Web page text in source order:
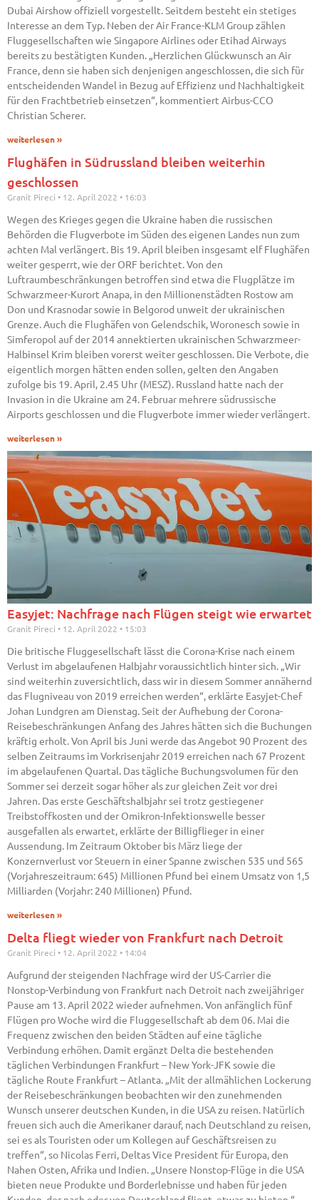
Dubai Airshow offiziell vorgestellt. Seitdem besteht ein stetiges
Interesse an dem Typ. Neben der Air France-KLM Group zählen
Fluggesellschaften wie Singapore Airlines oder Etihad Airways
bereits zu bestätigten Kunden. „Herzlichen Glückwunsch an Air
France, denn sie haben sich denjenigen angeschlossen, die sich für
entscheidenden Wandel in Bezug auf Effizienz und Nachhaltigkeit
für den Frachtbetrieb einsetzen“, kommentiert Airbus-CCO
Christian Scherer.
weiterlesen »
Flughäfen in Südrussland bleiben weiterhin
geschlossen
Granit Pireci 12. April 2022 16:03
Wegen des Krieges gegen die Ukraine haben die russischen
Behörden die Flugverbote im Süden des eigenen Landes nun zum
achten Mal verlängert. Bis 19. April bleiben insgesamt elf Flughäfen
weiter gesperrt, wie der ORF berichtet. Von den
Luftraumbeschränkungen betroffen sind etwa die Flugplätze im
Schwarzmeer-Kurort Anapa, in den Millionenstädten Rostow am
Don und Krasnodar sowie in Belgorod unweit der ukrainischen
Grenze. Auch die Flughäfen von Gelendschik, Woronesch sowie in
Simferopol auf der 2014 annektierten ukrainischen Schwarzmeer-
Halbinsel Krim bleiben vorerst weiter geschlossen. Die Verbote, die
eigentlich morgen hätten enden sollen, gelten den Angaben
zufolge bis 19. April, 2.45 Uhr (MESZ). Russland hatte nach der
Invasion in die Ukraine am 24. Februar mehrere südrussische
Airports geschlossen und die Flugverbote immer wieder verlängert.
weiterlesen »
Easyjet: Nachfrage nach Flügen steigt wie erwartet
Granit Pireci 12. April 2022 15:03
Die britische Fluggesellschaft lässt die Corona-Krise nach einem
Verlust im abgelaufenen Halbjahr voraussichtlich hinter sich. „Wir
sind weiterhin zuversichtlich, dass wir in diesem Sommer annähernd
das Flugniveau von 2019 erreichen werden“, erklärte Easyjet-Chef
Johan Lundgren am Dienstag. Seit der Aufhebung der Corona-
Reisebeschränkungen Anfang des Jahres hätten sich die Buchungen
kräftig erholt. Von April bis Juni werde das Angebot 90 Prozent des
selben Zeitraums im Vorkrisenjahr 2019 erreichen nach 67 Prozent
im abgelaufenen Quartal. Das tägliche Buchungsvolumen für den
Sommer sei derzeit sogar höher als zur gleichen Zeit vor drei
Jahren. Das erste Geschäftshalbjahr sei trotz gestiegener
Treibstoffkosten und der Omikron-Infektionswelle besser
ausgefallen als erwartet, erklärte der Billigflieger in einer
Aussendung. Im Zeitraum Oktober bis März liege der
Konzernverlust vor Steuern in einer Spanne zwischen 535 und 565
(Vorjahreszeitraum: 645) Millionen Pfund bei einem Umsatz von 1,5
Milliarden (Vorjahr: 240 Millionen) Pfund.
weiterlesen »
Delta fliegt wieder von Frankfurt nach Detroit
Granit Pireci 12. April 2022 14:04
Aufgrund der steigenden Nachfrage wird der US-Carrier die
Nonstop-Verbindung von Frankfurt nach Detroit nach zweijähriger
Pause am 13. April 2022 wieder aufnehmen. Von anfänglich fünf
Flügen pro Woche wird die Fluggesellschaft ab dem 06. Mai die
Frequenz zwischen den beiden Städten auf eine tägliche
Verbindung erhöhen. Damit ergänzt Delta die bestehenden
täglichen Verbindungen Frankfurt – New York-JFK sowie die
tägliche Route Frankfurt – Atlanta. „Mit der allmählichen Lockerung
der Reisebeschränkungen beobachten wir den zunehmenden
Wunsch unserer deutschen Kunden, in die USA zu reisen. Natürlich
freuen sich auch die Amerikaner darauf, nach Deutschland zu reisen,
sei es als Touristen oder um Kollegen auf Geschäftsreisen zu
treffen“, so Nicolas Ferri, Deltas Vice President für Europa, den
Nahen Osten, Afrika und Indien. „Unsere Nonstop-Flüge in die USA
bieten neue Produkte und Borderlebnisse und haben für jeden